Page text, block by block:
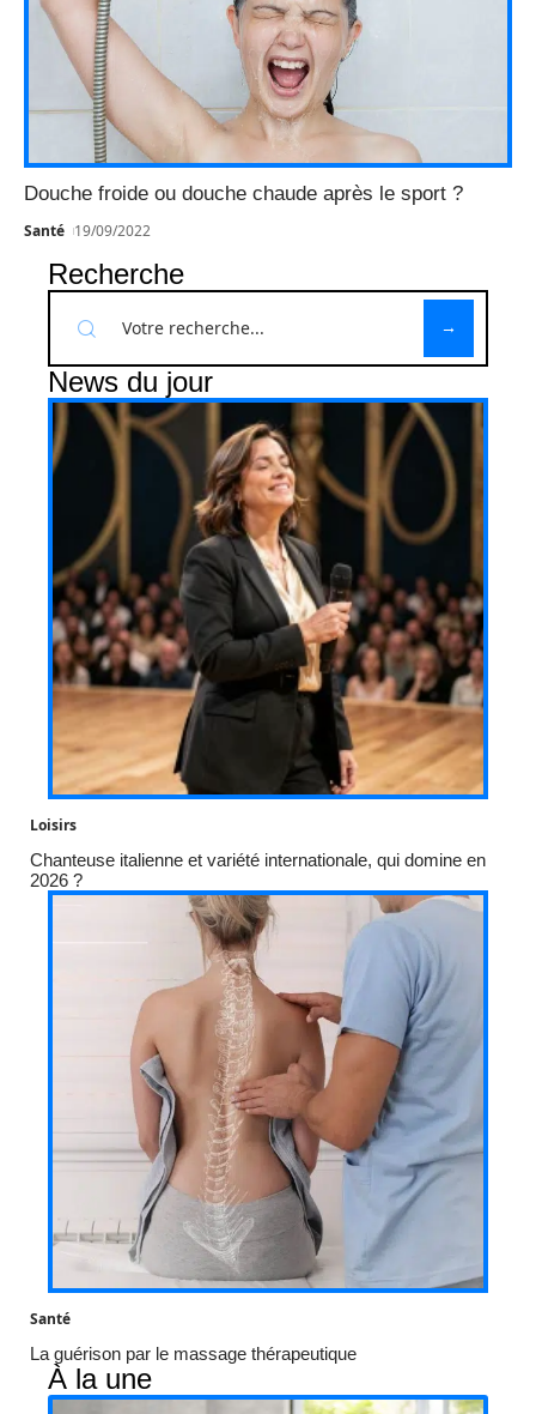
Douche froide ou douche chaude après le sport ?
Santé 19/09/2022
Recherche
News du jour
Loisirs
Chanteuse italienne et variété internationale, qui domine en
2026 ?
Santé
La guérison par le massage thérapeutique
À la une